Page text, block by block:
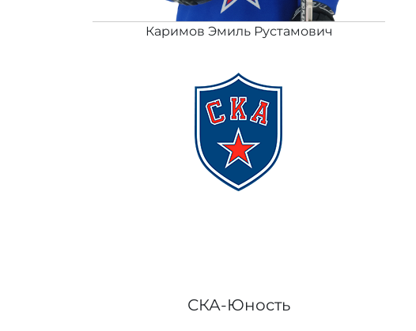
Каримов Эмиль Рустамович
СКА-Юность